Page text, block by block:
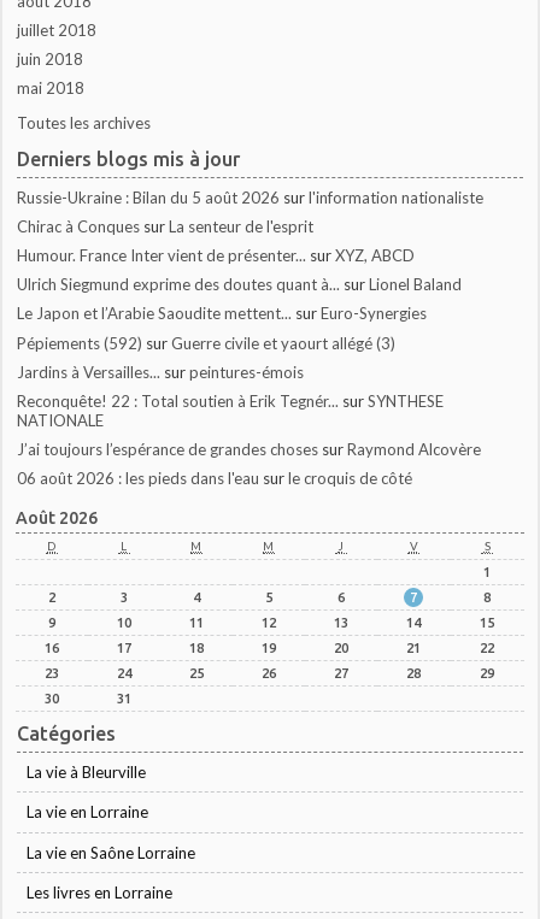
juillet 2018
juin 2018
mai 2018
Toutes les archives
Derniers blogs mis à jour
Russie-Ukraine : Bilan du 5 août 2026 surl'information nationaliste
Chirac à Conques surLa senteur de l'esprit
Humour. France Inter vient de présenter... surXYZ, ABCD
Ulrich Siegmund exprime des doutes quant à... surLionel Baland
Le Japon et l’Arabie Saoudite mettent... surEuro-Synergies
Pépiements (592) surGuerre civile et yaourt allégé (3)
Jardins à Versailles... surpeintures-émois
Reconquête! 22 : Total soutien à Erik Tegnér... surSYNTHESE
NATIONALE
J’ai toujours l’espérance de grandes choses surRaymond Alcovère
06 août 2026 : les pieds dans l'eau surle croquis de côté
Août 2026
D L M M J V S
1
2
3 4 5 6 7
8
9
10 11 12 13 14
15
16
17 18 19 20 21
22
23
24 25 26 27 28
29
30
31
Catégories
La vie à Bleurville
La vie en Lorraine
La vie en Saône Lorraine
Les livres en Lorraine